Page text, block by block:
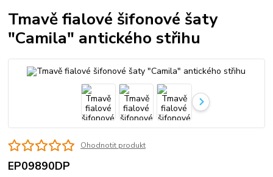
Tmavě fialové šifonové šaty
"Camila" antického střihu
Ohodnotit produkt
EP09890DP